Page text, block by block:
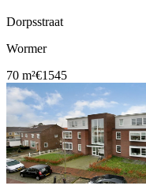
Dorpsstraat
Wormer
70 m²€1545